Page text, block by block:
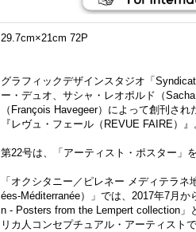
29.7cm×21cm 72P
グラフィックデザインスタジオ「
ー・デュオ、サシャ・レオポルド（
（François Havegeer）によって創刊さ
『レヴュ・フェール（REVUE FAIRE）』
第22号は、「アーティスト・ポスター」
「オクシタニー／ピレネー メディテラ
ées-Méditerranée）」では、2017年7月
n - Posters from the Lempert collection」
リカ人コンセプチュアル・アーティスト